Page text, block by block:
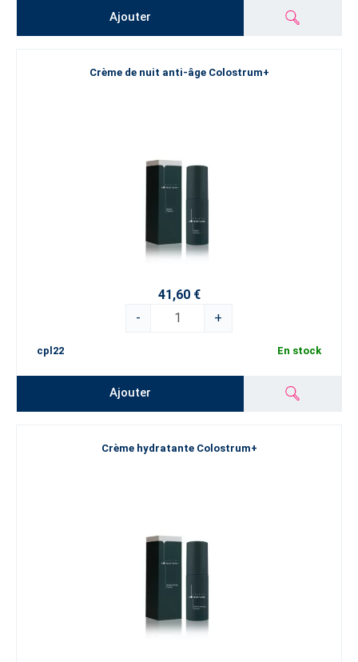
Ajouter
Crème de nuit anti-âge Colostrum+
41,60 €
-
+
cpl22 En stock
Ajouter
Crème hydratante Colostrum+